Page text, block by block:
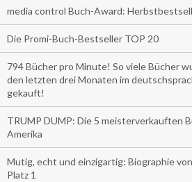
media control Buch-Award:
Die Promi-Buch-Bestseller TOP 20
794 Bücher pro Minute! So viele Bücher
den letzten drei Monaten im
gekauft!
TRUMP DUMP: Die 5 meisterverkauften
Amerika
Mutig, echt und einzigartig: Biographie
Platz 1